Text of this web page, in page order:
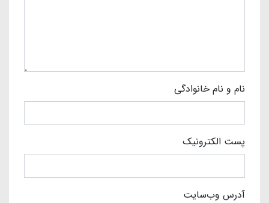
نام و نام خانوادگی
پست الکترونیک
آدرس وب‌سایت